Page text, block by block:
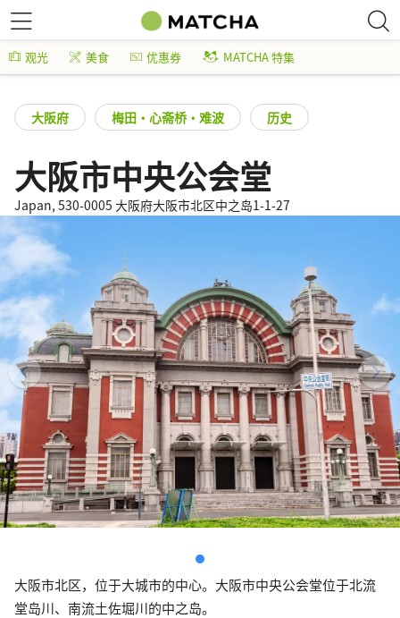
观光 美食 优惠券 MATCHA 特集
大阪府 梅田・心斋桥・难波 历史
大阪市中央公会堂
Japan, 530-0005 大阪府大阪市北区中之岛1-1-27
大阪市北区，位于大城市的中心。大阪市中央公会堂位于北流
堂岛川、南流土佐堀川的中之岛。